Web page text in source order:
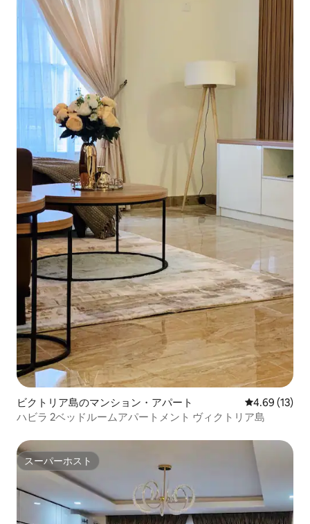
ビクトリア島のマンション・アパート レビュー13
4.69 (13)
ハビラ 2ベッドルームアパートメント ヴィクトリア島
スーパーホスト
スーパーホスト